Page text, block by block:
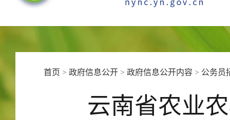
首页 >政府信息公开 >政府信息公开内容 > 公务员
云南省农业